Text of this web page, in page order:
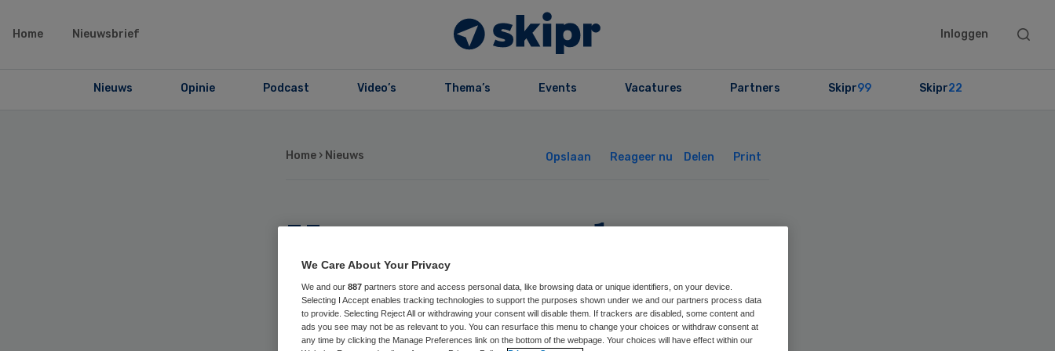
Home Nieuwsbrief Inloggen
Search
Nieuws Opinie Podcast Video’s Thema’s Events Vacatures Partners Skipr99 Skipr22
Home › Nieuws Opslaan Reageer nu Delen Print
Homomannen laten
zich vaker testen op
soa’s
We Care About Your Privacy
We and our 887 partners store and access personal data, like browsing data or unique identifiers, on your device.
Selecting I Accept enables tracking technologies to support the purposes shown under we and our partners process data
to provide. Selecting Reject All or withdrawing your consent will disable them. If trackers are disabled, some content and
ads you see may not be as relevant to you. You can resurface this menu to change your choices or withdraw consent at
any time by clicking the Manage Preferences link on the bottom of the webpage. Your choices will have effect within our